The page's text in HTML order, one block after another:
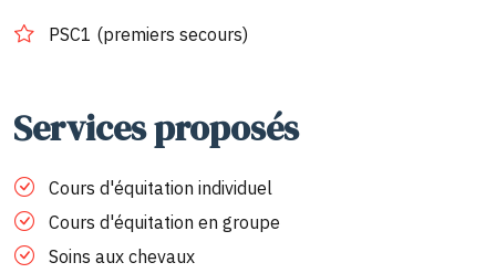
PSC1 (premiers secours)
Services proposés
Cours d'équitation individuel
Cours d'équitation en groupe
Soins aux chevaux